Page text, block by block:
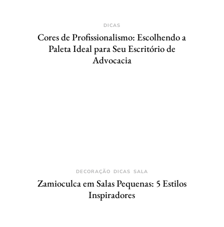
DICAS
Cores de Profissionalismo: Escolhendo a
Paleta Ideal para Seu Escritório de
Advocacia
DECORAÇÃO DICAS SALA
Zamioculca em Salas Pequenas: 5 Estilos
Inspiradores